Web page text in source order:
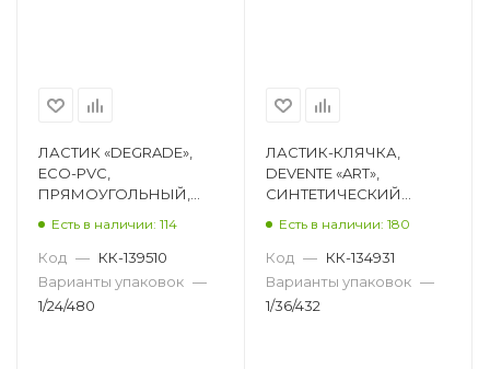
ЛАСТИК «DEGRADE»,
ECO-PVC,
ПРЯМОУГОЛЬНЫЙ,
Есть в наличии: 114
Код — КК-139510
Варианты упаковок —
1/24/480
ЛАСТИК-КЛЯЧКА,
DEVENTE «ART»,
СИНТЕТИЧЕСКИЙ
АССОРТИ, 39Х35Х10ММ
4070403
Есть в наличии: 180
Код — КК-134931
Варианты упаковок —
1/36/432